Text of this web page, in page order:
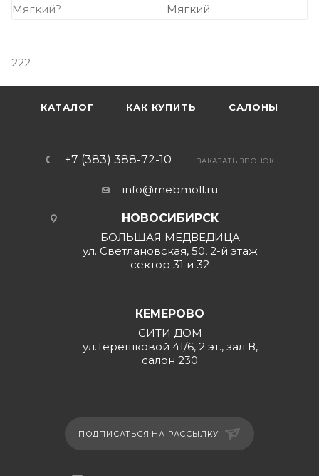
Мягкий?
Мягкий
222
КАТАЛОГ КАК КУПИТЬ САЛОНЫ
+7 (383) 388-72-10 ЗАКАЗАТЬ ЗВОНОК
info@mebmoll.ru
НОВОСИБИРСК
БОЛЬШАЯ МЕДВЕДИЦА
ул. Светлановская, 50, 2-й этаж
сектор 31 и 32
КЕМЕРОВО
СИТИ ДОМ
ул.Терешковой 41/6, 2 эт., зал В,
салон 230
ПОДПИСАТЬСЯ НА РАССЫЛКУ